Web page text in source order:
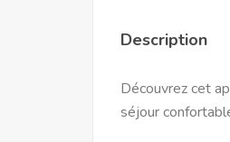
Description
Découvrez cet
séjour